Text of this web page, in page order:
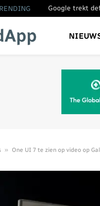
Google trekt
» One UI 7 te zien op video op